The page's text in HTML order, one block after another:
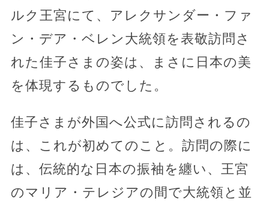
ルク王宮にて、アレクサンダー・ファ
ン・デア・ベレン大統領を表敬訪問さ
れた佳子さまの姿は、まさに日本の美
を体現するものでした。
佳子さまが外国へ公式に訪問されるの
は、これが初めてのこと。訪問の際に
は、伝統的な日本の振袖を纏い、王宮
のマリア・テレジアの間で大統領と並